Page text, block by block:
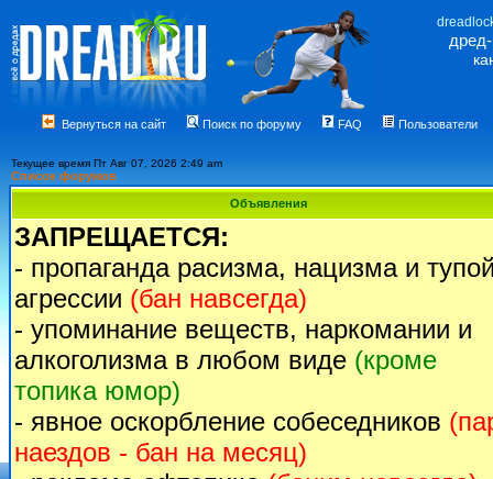
Вернуться на сайт Поиск по форуму FAQ Пользователи
Текущее время Пт Авг 07, 2026 2:49 am
Список форумов
Объявления
ЗАПРЕЩАЕТСЯ:
- пропаганда расизма, нацизма и
агрессии (бан навсегда)
- упоминание веществ, наркомании и
алкоголизма в любом виде (кроме
топика юмор)
- явное оскорбление собеседников
наездов - бан на месяц)